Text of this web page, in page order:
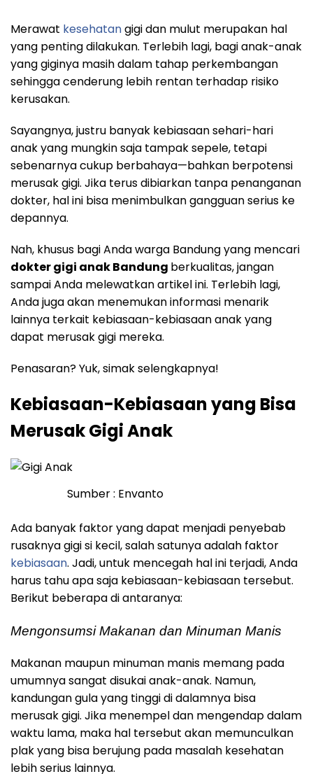
Merawat kesehatangigi dan mulut merupakan hal
yang penting dilakukan. Terlebih lagi, bagi anak-anak
yang giginya masih dalam tahap perkembangan
sehingga cenderung lebih rentan terhadap risiko
kerusakan.
Sayangnya, justru banyak kebiasaan sehari-hari
anak yang mungkin saja tampak sepele, tetapi
sebenarnya cukup berbahaya—bahkan berpotensi
merusak gigi. Jika terus dibiarkan tanpa penanganan
dokter, hal ini bisa menimbulkan gangguan serius ke
depannya.
Nah, khusus bagi Anda warga Bandung yang mencari
dokter gigi anak Bandung berkualitas, jangan
sampai Anda melewatkan artikel ini. Terlebih lagi,
Anda juga akan menemukan informasi menarik
lainnya terkait kebiasaan-kebiasaan anak yang
dapat merusak gigi mereka.
Penasaran? Yuk, simak selengkapnya!
Kebiasaan-Kebiasaan yang Bisa
Merusak Gigi Anak
Sumber : Envanto
Ada banyak faktor yang dapat menjadi penyebab
rusaknya gigi si kecil, salah satunya adalah faktor
kebiasaan. Jadi, untuk mencegah hal ini terjadi, Anda
harus tahu apa saja kebiasaan-kebiasaan tersebut.
Berikut beberapa di antaranya:
Mengonsumsi Makanan dan Minuman Manis
Makanan maupun minuman manis memang pada
umumnya sangat disukai anak-anak. Namun,
kandungan gula yang tinggi di dalamnya bisa
merusak gigi. Jika menempel dan mengendap dalam
waktu lama, maka hal tersebut akan memunculkan
plak yang bisa berujung pada masalah kesehatan
lebih serius lainnya.